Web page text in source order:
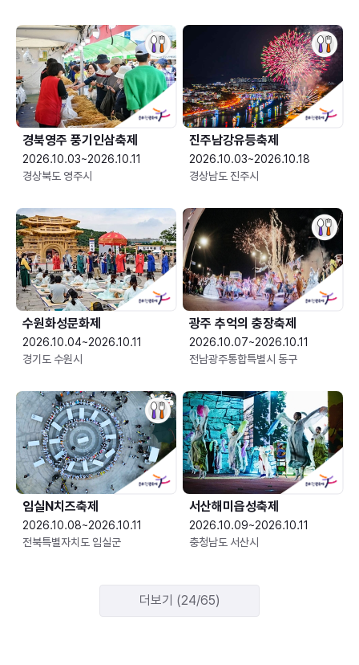
경북영주 풍기인삼축제
2026.10.03~2026.10.11
경상북도 영주시
진주남강유등축제
2026.10.03~2026.10.18
경상남도 진주시
수원화성문화제
2026.10.04~2026.10.11
경기도 수원시
광주 추억의 충장축제
2026.10.07~2026.10.11
전남광주통합특별시 동구
임실N치즈축제
2026.10.08~2026.10.11
전북특별자치도 임실군
서산해미읍성축제
2026.10.09~2026.10.11
충청남도 서산시
더보기 (24/65)